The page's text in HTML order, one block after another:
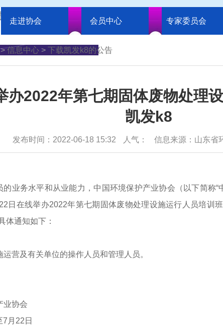
走进协会 会员中心 专家委员会
信息中心 > 下载凯发k8的公告
办2022年第七期固体废物处理
凯发k8
发布时间：2022-06-18 15:32 人气： 信息来源：山东省
的业务水平和从业能力，中国环境保护产业协会（以下简称“
22 日 在线举办2022年第七期 固体废物处理设施运行人员培训
体通知如下：
营及有关单位的操作人员和管理人员 。
业协会
月22日